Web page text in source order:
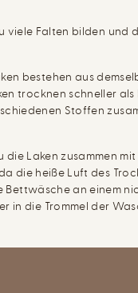
viele Falten bilden und
bestehen aus
trocknen schneller als
Stoffen
Laken zusammen
die heiße Luft des
an einem
in die Trommel der